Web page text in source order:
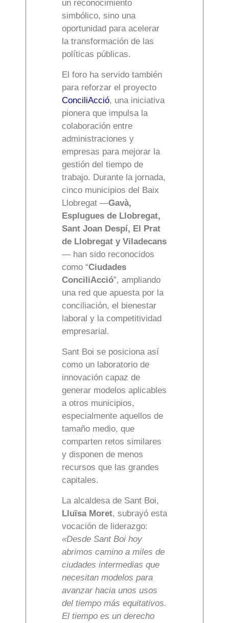
un reconocimiento
simbólico, sino una
oportunidad para acelerar
la transformación de las
políticas públicas.
El foro ha servido también
para reforzar el proyecto
ConciliAcció, una iniciativa
pionera que impulsa la
colaboración entre
administraciones y
empresas para mejorar la
gestión del tiempo de
trabajo. Durante la jornada,
cinco municipios del Baix
Llobregat —Gavà,
Esplugues de Llobregat,
Sant Joan Despí, El Prat
de Llobregat y Viladecans
— han sido reconocidos
como “Ciudades
ConciliAcció”, ampliando
una red que apuesta por la
conciliación, el bienestar
laboral y la competitividad
empresarial.
Sant Boi se posiciona así
como un laboratorio de
innovación capaz de
generar modelos aplicables
a otros municipios,
especialmente aquellos de
tamaño medio, que
comparten retos similares
y disponen de menos
recursos que las grandes
capitales.
La alcaldesa de Sant Boi,
Lluïsa Moret, subrayó esta
vocación de liderazgo:
«Desde Sant Boi hoy
abrimos camino a miles de
ciudades intermedias que
necesitan modelos para
avanzar hacia unos usos
del tiempo más equitativos.
El tiempo es un derecho